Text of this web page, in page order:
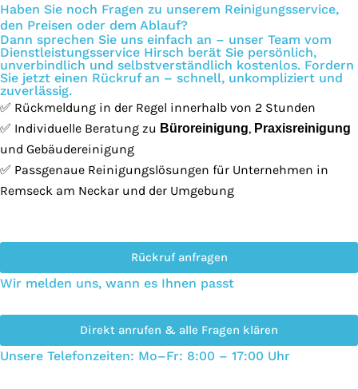
Haben Sie noch Fragen zu unserem Reinigungsservice,
den Preisen oder dem Ablauf?
Dann sprechen Sie uns einfach an – unser Team vom
Dienstleistungsservice Hirsch berät Sie persönlich,
unverbindlich und selbstverständlich kostenlos. Fordern
Sie jetzt einen Rückruf an – schnell, unkompliziert und
zuverlässig.
✅ Rückmeldung in der Regel innerhalb von 2 Stunden
✅ Individuelle Beratung zu Büroreinigung, Praxisreinigung
und Gebäudereinigung
✅ Passgenaue Reinigungslösungen für Unternehmen in
Remseck am Neckar und der Umgebung
Rückruf anfragen
Wir melden uns, wann es Ihnen passt
Direkt anrufen & alle Fragen klären
Unsere Telefonzeiten: Mo–Fr: 8:00 – 17:00 Uhr